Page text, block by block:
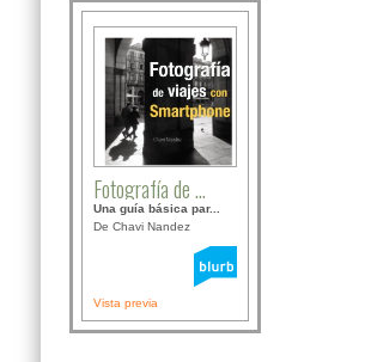
Fotografía de ...
Una guía básica par...
De Chavi Nandez
Vista previa